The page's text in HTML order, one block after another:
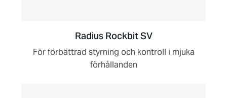
Radius Rockbit SV
För förbättrad styrning och kontroll i mjuka
förhållanden